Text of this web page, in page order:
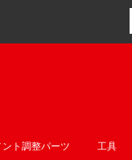
ント調整パーツ 工具